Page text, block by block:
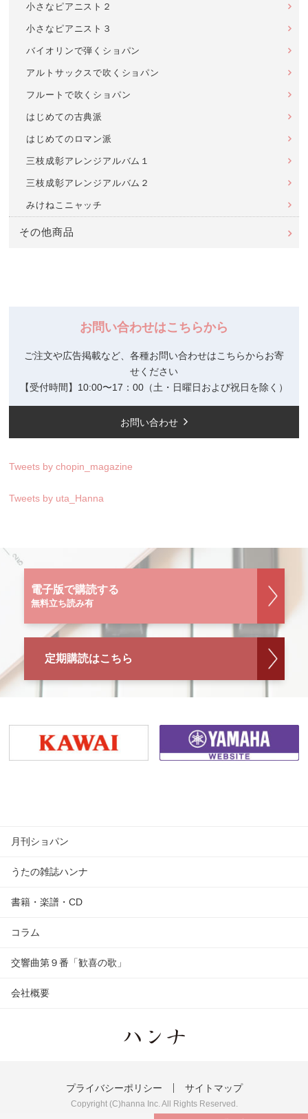
小さなピアニスト２
小さなピアニスト３
バイオリンで弾くショパン
アルトサックスで吹くショパン
フルートで吹くショパン
はじめての古典派
はじめてのロマン派
三枝成彰アレンジアルバム１
三枝成彰アレンジアルバム２
みけねこニャッチ
その他商品
お問い合わせはこちらから
ご注文や広告掲載など、各種お問い合わせはこちらからお寄
せください
【受付時間】10:00〜17：00（土・日曜日および祝日を除く）
お問い合わせ
Tweets by chopin_magazine
Tweets by uta_Hanna
電子版で購読する
無料立ち読み有
定期購読はこちら
月刊ショパン
うたの雑誌ハンナ
書籍・楽譜・CD
コラム
交響曲第９番「歓喜の歌」
会社概要
プライバシーポリシー サイトマップ
Copyright (C)hanna Inc. All Rights Reserved.